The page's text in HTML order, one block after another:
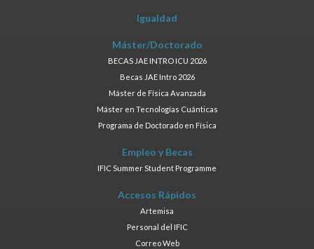
Igualdad
Máster/Doctorado
BECAS JAE INTRO ICU 2026
Becas JAE Intro 2026
Máster de Física Avanzada
Máster en Tecnologías Cuánticas
Programa de Doctorado en Física
Empleo y Becas
IFIC Summer Student Programme
Accesos Rápidos
Artemisa
Personal del IFIC
Correo Web